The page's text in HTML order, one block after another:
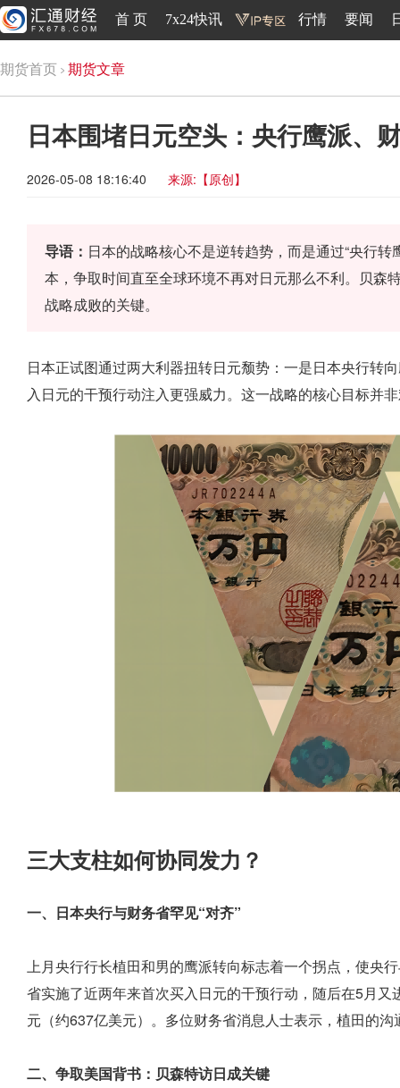
首 页 7x24快讯 行情 要闻
期货首页 期货文章
日本围堵日元空头：央行鹰派、
2026-05-08 18:16:40 来源:【原创】
导语： 日本的战略核心不是逆转趋势，而是通过“央行
本，争取时间直至全球环境不再对日元那么不利。贝森
战略成败的关键。
日本正试图通过两大利器扭转日元颓势：一是日本央行转
入日元的干预行动注入更强威力。这一战略的核心目标并
三大支柱如何协同发力？
一、日本央行与财务省罕见“对齐”
上月央行行长植田和男的鹰派转向标志着一个拐点，使央
省实施了近两年来首次买入日元的干预行动，随后在5月
元（约637亿美元）。多位财务省消息人士表示，植田的沟
二、争取美国背书：贝森特访日成关键